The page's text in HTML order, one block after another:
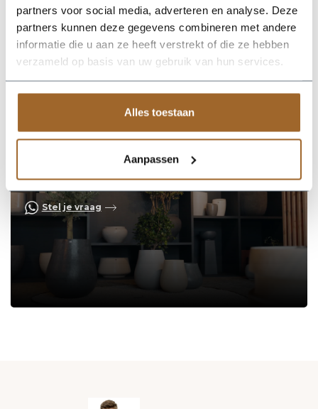
partners voor social media, adverteren en analyse. Deze
partners kunnen deze gegevens combineren met andere
informatie die u aan ze heeft verstrekt of die ze hebben
verzameld op basis van uw gebruik van hun services.
Alles toestaan
Aanpassen
bak voldoende aanwezigheid heeft zonder zijn elegante vorm
te verliezen. Praktische kenmerken: plantgat Ø83 en inhoud
378 liter. De afwerking in fiberglas zorgt voor een luxe look en
maakt deze plantenbak geschikt voor styling in huis, op
kantoor, op het terras of in de tuin. Combineer meerdere
maten of kleuren uit dezelfde serie voor een krachtig en
harmonieus geheel.
Op zoek naar een vakkundige
Stel je vraag